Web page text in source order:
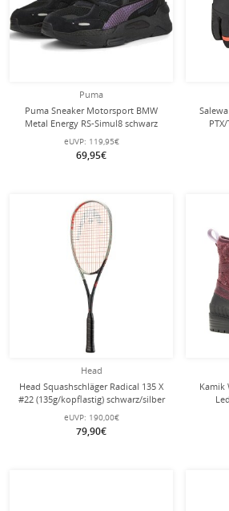
Puma
Puma Sneaker Motorsport BMW
Metal Energy RS-Simul8 schwarz
Herren
eUVP: 119,95€
69,95€
Head
Head Squashschläger Radical 135 X
#22 (135g/kopflastig) schwarz/silber
- besaitet -
eUVP: 190,00€
79,90€
Kamik